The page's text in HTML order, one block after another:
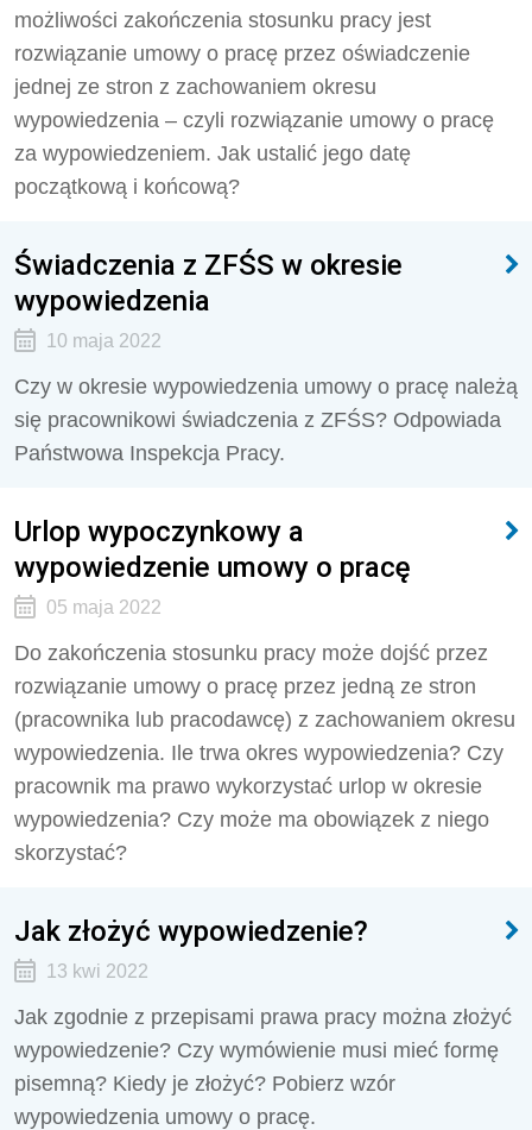
możliwości zakończenia stosunku pracy jest
rozwiązanie umowy o pracę przez oświadczenie
jednej ze stron z zachowaniem okresu
wypowiedzenia – czyli rozwiązanie umowy o pracę
za wypowiedzeniem. Jak ustalić jego datę
początkową i końcową?
Świadczenia z ZFŚS w okresie
wypowiedzenia
10 maja 2022
Czy w okresie wypowiedzenia umowy o pracę należą
się pracownikowi świadczenia z ZFŚS? Odpowiada
Państwowa Inspekcja Pracy.
Urlop wypoczynkowy a
wypowiedzenie umowy o pracę
05 maja 2022
Do zakończenia stosunku pracy może dojść przez
rozwiązanie umowy o pracę przez jedną ze stron
(pracownika lub pracodawcę) z zachowaniem okresu
wypowiedzenia. Ile trwa okres wypowiedzenia? Czy
pracownik ma prawo wykorzystać urlop w okresie
wypowiedzenia? Czy może ma obowiązek z niego
skorzystać?
Jak złożyć wypowiedzenie?
13 kwi 2022
Jak zgodnie z przepisami prawa pracy można złożyć
wypowiedzenie? Czy wymówienie musi mieć formę
pisemną? Kiedy je złożyć? Pobierz wzór
wypowiedzenia umowy o pracę.